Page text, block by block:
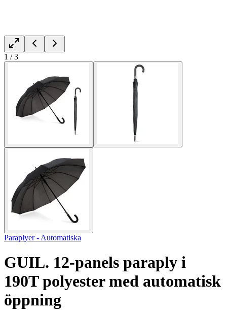
1 /3
Paraplyer - Automatiska
GUIL. 12-panels paraply i
190T polyester med automatisk
öppning